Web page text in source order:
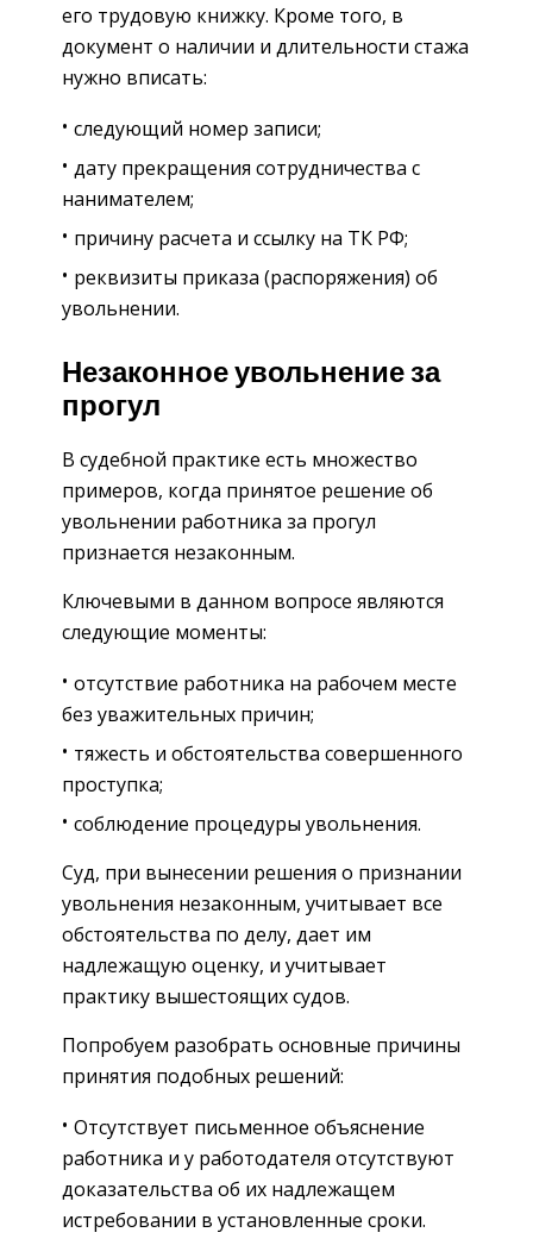
его трудовую книжку. Кроме того, в
документ о наличии и длительности стажа
нужно вписать:
следующий номер записи;
дату прекращения сотрудничества с
нанимателем;
причину расчета и ссылку на ТК РФ;
реквизиты приказа (распоряжения) об
увольнении.
Незаконное увольнение за
прогул
В судебной практике есть множество
примеров, когда принятое решение об
увольнении работника за прогул
признается незаконным.
Ключевыми в данном вопросе являются
следующие моменты:
отсутствие работника на рабочем месте
без уважительных причин;
тяжесть и обстоятельства совершенного
проступка;
соблюдение процедуры увольнения.
Суд, при вынесении решения о признании
увольнения незаконным, учитывает все
обстоятельства по делу, дает им
надлежащую оценку, и учитывает
практику вышестоящих судов.
Попробуем разобрать основные причины
принятия подобных решений:
Отсутствует письменное объяснение
работника и у работодателя отсутствуют
доказательства об их надлежащем
истребовании в установленные сроки.